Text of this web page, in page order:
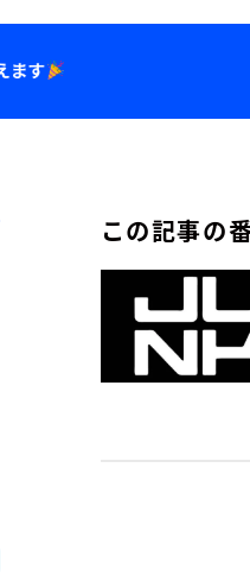
この記事の